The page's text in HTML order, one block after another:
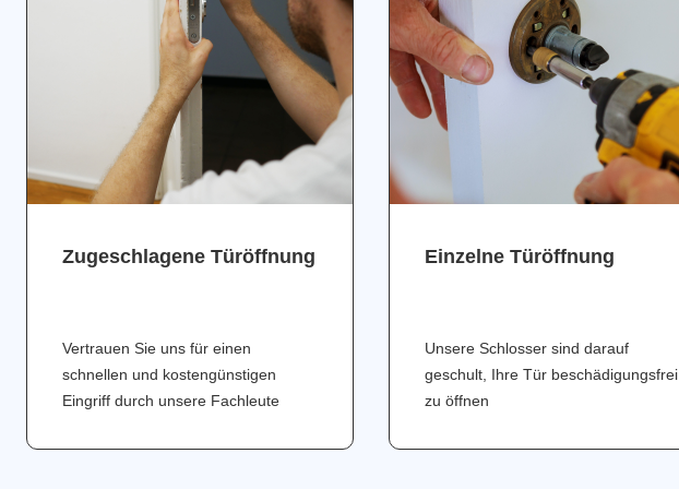
Zugeschlagene Türöffnung
Vertrauen Sie uns für einen
schnellen und kostengünstigen
Eingriff durch unsere Fachleute
Einzelne Türöffnung
Unsere Schlosser sind darauf
geschult, Ihre Tür beschädigungsfrei
zu öffnen